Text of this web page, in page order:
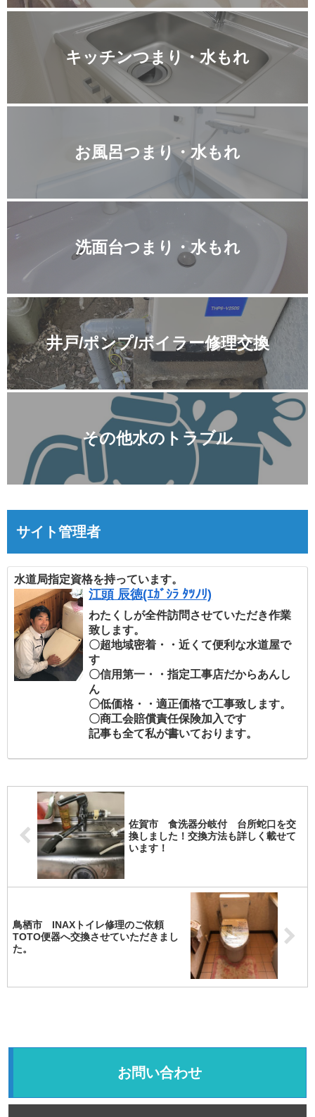
キッチンつまり・水もれ
お風呂つまり・水もれ
洗面台つまり・水もれ
井戸/ポンプ/ボイラー修理交換
その他水のトラブル
サイト管理者
水道局指定資格を持っています。
江頭 辰徳(ｴｶﾞｼﾗ ﾀﾂﾉﾘ)
わたくしが全件訪問させていただき作業
致します。
〇超地域密着・・近くて便利な水道屋で
す
〇信用第一・・指定工事店だからあんし
ん
〇低価格・・適正価格で工事致します。
〇商工会賠償責任保険加入です
記事も全て私が書いております。
佐賀市 食洗器分岐付 台所蛇口を交
換しました！交換方法も詳しく載せて
います！
鳥栖市 INAXトイレ修理のご依頼
TOTO便器へ交換させていただきまし
た。
お問い合わせ